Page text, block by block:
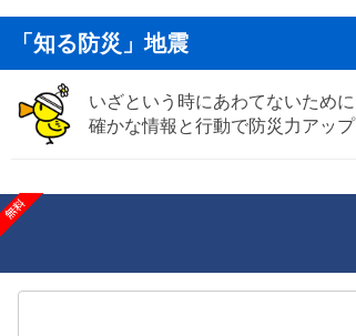
「知る防災」地震
いざという時にあわてないために
確かな情報と行動で防災力アップ